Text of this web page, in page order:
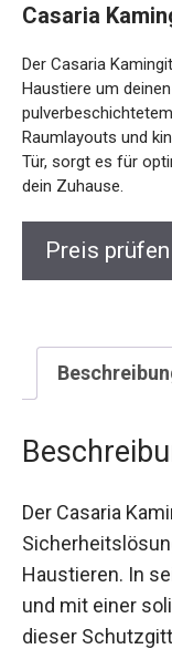
Casaria
Der Casaria
Haustiere um
Raumlayouts und
Tür, sorgt es für
dein Zuhause.
Preis prüfen
Der Casaria
Haustieren. In
und mit einer
dieser